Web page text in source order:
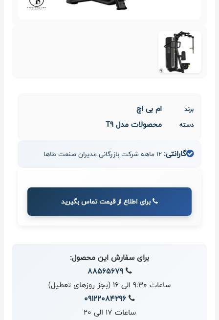
برند ام بی اچ
دسته محصولات مدل T9
گارانتی:
برای اطلاع از قیمت تماس بگیرید
برای سفارش این محصول:
88565679
ساعات 9:30 الی 16 (بجز روزهای تعطیل)
09122084296
ساعات 17 الی 20